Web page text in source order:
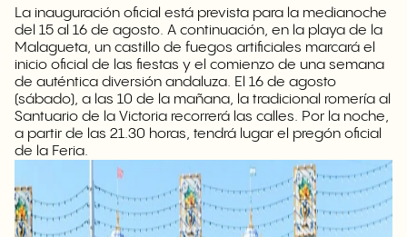
La inauguración oficial está prevista para la medianoche
del 15 al 16 de agosto. A continuación, en la playa de la
Malagueta, un castillo de fuegos artificiales marcará el
inicio oficial de las fiestas y el comienzo de una semana
de auténtica diversión andaluza. El 16 de agosto
(sábado), a las 10 de la mañana, la tradicional romería al
Santuario de la Victoria recorrerá las calles. Por la noche,
a partir de las 21.30 horas, tendrá lugar el pregón oficial
de la Feria.